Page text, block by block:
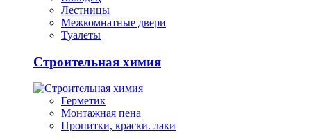
Лестницы
Межкомнатные двери
Туалеты
Строительная химия
Герметик
Монтажная пена
Пропитки, краски. лаки